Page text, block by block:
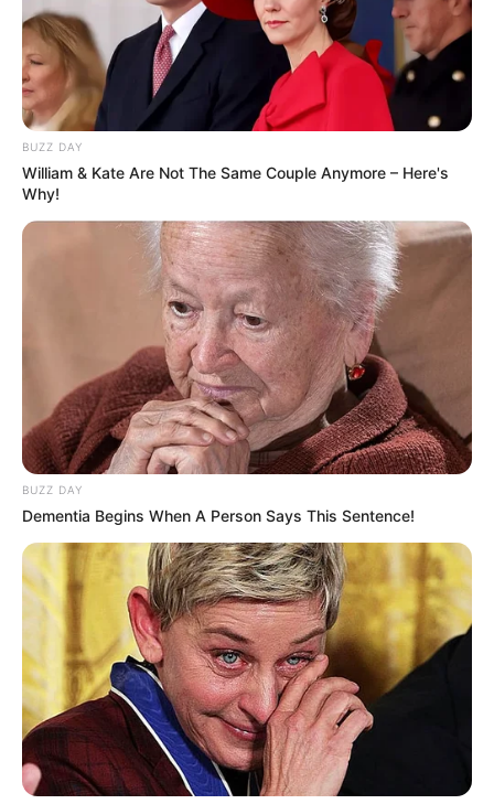
BUZZ DAY
William & Kate Are Not The Same Couple Anymore – Here's
Why!
BUZZ DAY
Dementia Begins When A Person Says This Sentence!